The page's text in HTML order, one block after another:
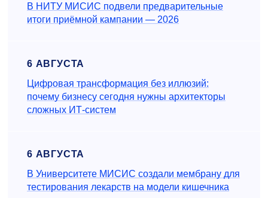
В НИТУ МИСИС подвели предварительные
итоги приёмной кампании — 2026
6 АВГУСТА
Цифровая трансформация без иллюзий:
почему бизнесу сегодня нужны архитекторы
сложных ИТ-систем
6 АВГУСТА
В Университете МИСИС создали мембрану для
тестирования лекарств на модели кишечника